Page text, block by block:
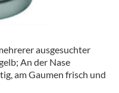
ausgesuchter
An der Nase
am Gaumen frisch und